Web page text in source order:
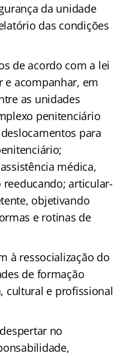
da unidade
das condições
de acordo com a lei
e acompanhar, em
as unidades
penitenciário
para
médica,
articular-
objetivando
e rotinas de
à ressocialização do
de formação
cultural e profissional
no